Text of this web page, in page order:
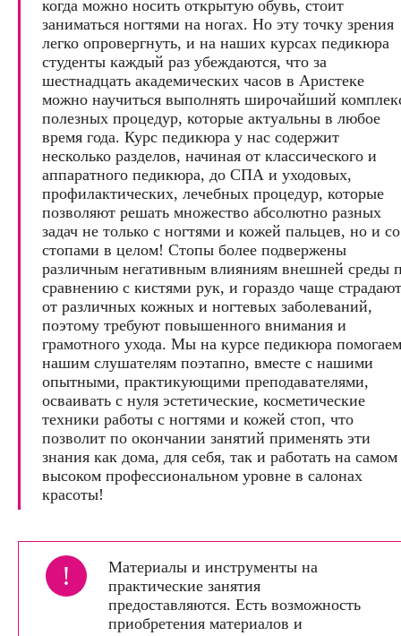
когда можно носить открытую обувь, стоит
заниматься ногтями на ногах. Но эту точку зрения
легко опровергнуть, и на наших курсах педикюра
студенты каждый раз убеждаются, что за
шестнадцать академических часов в Аристеке
можно научиться выполнять широчайший
полезных процедур, которые актуальны в любое
время года. Курс педикюра у нас содержит
несколько разделов, начиная от классического и
аппаратного педикюра, до СПА и уходовых,
профилактических, лечебных процедур, которые
позволяют решать множество абсолютно разных
задач не только с ногтями и кожей пальцев, но и со
стопами в целом! Стопы более подвержены
различным негативным влияниям внешней среды
сравнению с кистями рук, и гораздо чаще страдают
от различных кожных и ногтевых заболеваний,
поэтому требуют повышенного внимания и
грамотного ухода. Мы на курсе педикюра помогаем
нашим слушателям поэтапно, вместе с нашими
опытными, практикующими преподавателями,
осваивать с нуля эстетические, косметические
техники работы с ногтями и кожей стоп, что
позволит по окончании занятий применять эти
знания как дома, для себя, так и работать на самом
высоком профессиональном уровне в салонах
красоты!
!
Материалы и инструменты на
практические занятия
предоставляются. Есть возможность
приобретения материалов и